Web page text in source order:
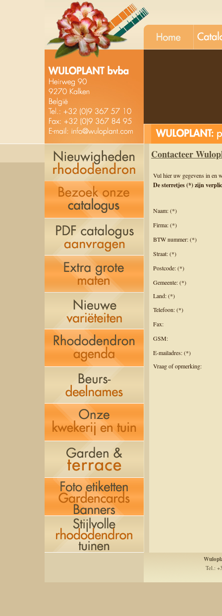
Contacteer
Vul hier uw gegevens in en
De sterretjes (*) zijn
Naam: (*)
Firma: (*)
BTW nummer: (*)
Straat: (*)
Postcode: (*)
Gemeente: (*)
Land: (*)
Telefoon: (*)
Fax:
GSM:
E-mailadres: (*)
Vraag of opmerking:
Tel.: